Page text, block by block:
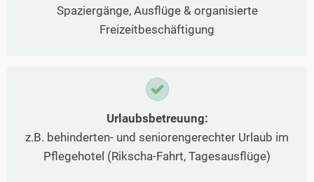
Spaziergänge, Ausflüge & organisierte
Freizeitbeschäftigung
Urlaubsbetreuung:
z.B. behinderten- und seniorengerechter Urlaub im
Pflegehotel (Rikscha-Fahrt, Tagesausflüge)